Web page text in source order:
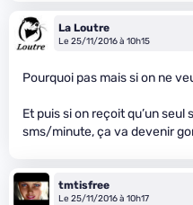
La Loutre
Le 25/11/2016 à 10h15
Pourquoi pas mais si on ne
Et puis si on reçoit qu’un seul
sms/minute, ça va devenir
tmtisfree
Le 25/11/2016 à 10h17